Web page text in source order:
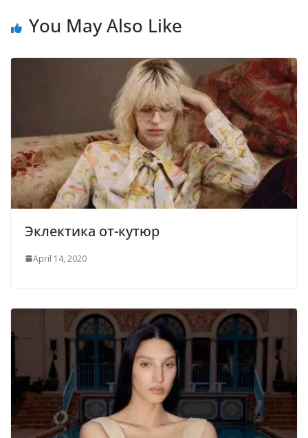
You May Also Like
Эклектика от-кутюр
April 14, 2020